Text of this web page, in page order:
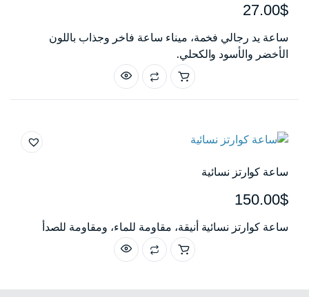
27.00$
ساعة يد رجالي فخمة، ميناء ساعة فاخر وجذاب باللون
الأخضر والأسود والكحلي.
ساعة كوارتز نسائية
150.00$
ساعة كوارتز نسائية أنيقة، مقاومة للماء، ومقاومة للصدأ